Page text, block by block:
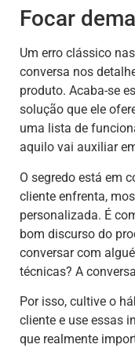
Focar
Um erro clássico
conversa nos
produto. Acaba-se
solução que ele
uma lista de
aquilo vai auxiliar
O segredo está em
cliente enfrenta,
personalizada. É
bom discurso do
conversar com
técnicas? A
Por isso, cultive o
cliente e use essas
que realmente